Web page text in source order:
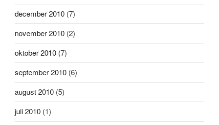
december 2010 (7)
november 2010 (2)
oktober 2010 (7)
september 2010 (6)
august 2010 (5)
juli 2010 (1)